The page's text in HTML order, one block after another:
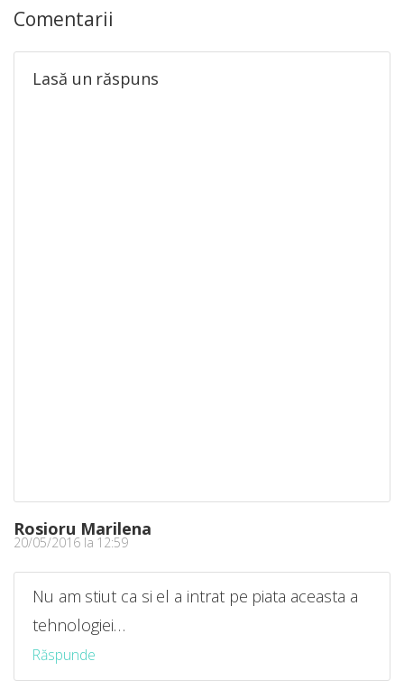
Comentarii
Rosioru Marilena
20/05/2016 la 12:59
Nu am stiut ca si el a intrat pe piata aceasta a
tehnologiei…
Răspunde
Lasă un răspuns